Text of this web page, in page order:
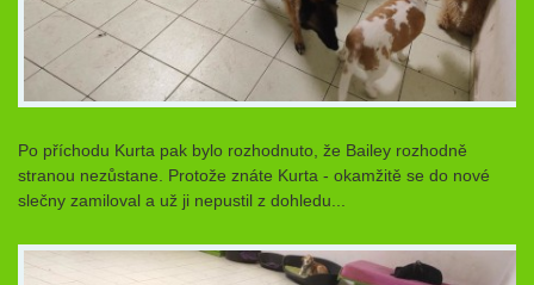
Po příchodu Kurta pak bylo rozhodnuto, že Bailey rozhodně
stranou nezůstane. Protože znáte Kurta - okamžitě se do nové
slečny zamiloval a už ji nepustil z dohledu...